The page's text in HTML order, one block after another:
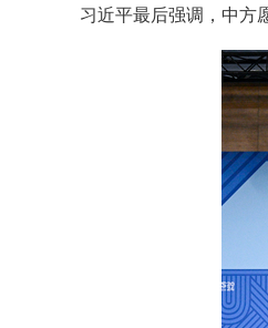
习近平最后强调，中方